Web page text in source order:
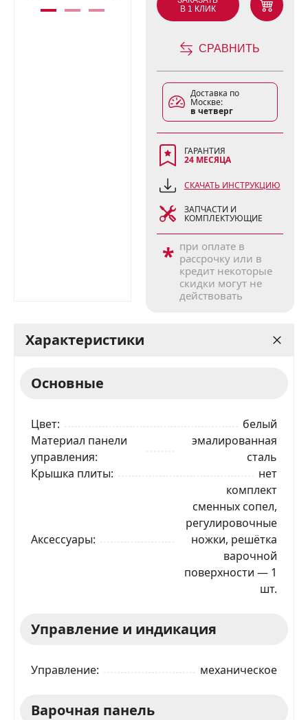
В 1 КЛИК
СРАВНИТЬ
Доставка по
Москве:
в четверг
ГАРАНТИЯ
24 МЕСЯЦА
СКАЧАТЬ ИНСТРУКЦИЮ
ЗАПЧАСТИ И
КОМПЛЕКТУЮЩИЕ
* при оплате в
рассрочку или в
кредит некоторые
скидки могут не
действовать
Характеристики
Основные
Цвет
белый
Материал панели
управления
эмалированная
сталь
Крышка плиты
нет
Аксессуары
комплект
сменных сопел,
регулировочные
ножки, решётка
варочной
поверхности — 1
шт.
Управление и индикация
Управление механическое
Варочная панель